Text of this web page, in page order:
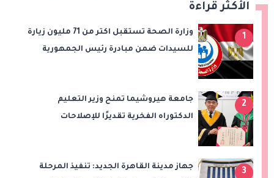
الأكثر قراءة
1
وزارة الصحة تستقبل اكتر من 71 مليون زيارة
للسيدات ضمن مبادرة رئيس الجمهورية
2
جامعة هيروشيما تمنح وزير التعليم
الدكتوراه الفخرية تقديرًا للإصلاحات
3
جهاز مدينة القاهرة الجديد: تنفيذ المرحلة